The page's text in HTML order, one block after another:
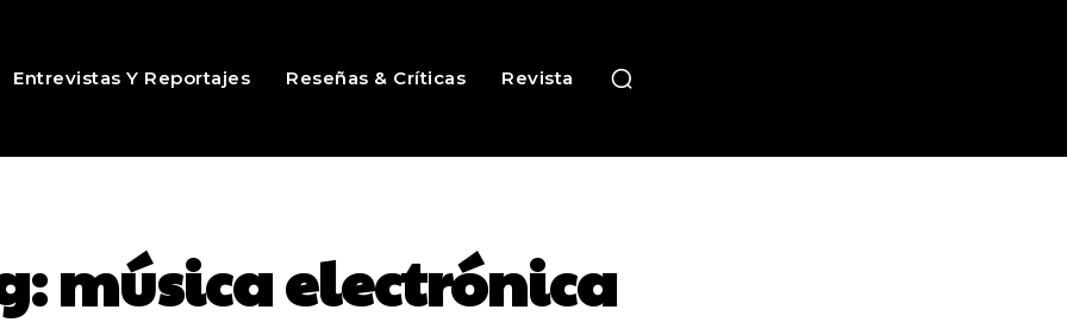
Entrevistas Y Reportajes Reseñas & Críticas Revista
música electrónica